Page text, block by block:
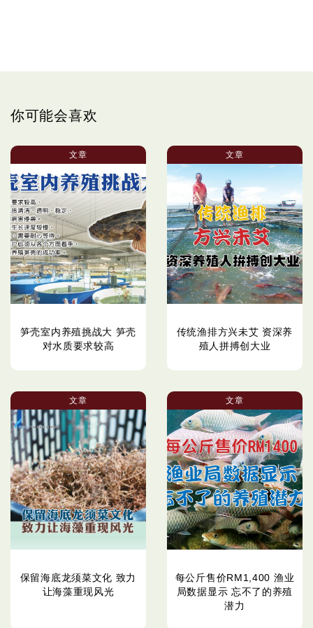
你可能会喜欢
文章
笋壳室内养殖挑战大 笋壳
对水质要求较高
文章
传统渔排方兴未艾 资深养
殖人拼搏创大业
文章
保留海底龙须菜文化 致力
让海藻重现风光
文章
每公斤售价RM1,400 渔业
局数据显示 忘不了的养殖
潜力